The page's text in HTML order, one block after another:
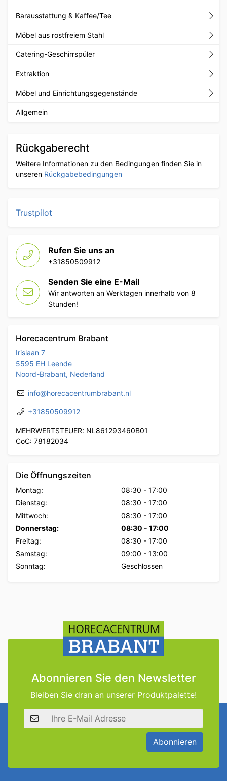
Barausstattung & Kaffee/Tee
Möbel aus rostfreiem Stahl
Catering-Geschirrspüler
Extraktion
Möbel und Einrichtungsgegenstände
Allgemein
Rückgaberecht
Weitere Informationen zu den Bedingungen finden Sie in
unseren Rückgabebedingungen
Trustpilot
Rufen Sie uns an
+31850509912
Senden Sie eine E-Mail
Wir antworten an Werktagen innerhalb von 8
Stunden!
Horecacentrum Brabant
Irislaan 7
5595 EH Leende
Noord-Brabant, Nederland
info@horecacentrumbrabant.nl
+31850509912
MEHRWERTSTEUER: NL861293460B01
CoC: 78182034
Die Öffnungszeiten
Montag: 08:30 - 17:00
Dienstag:
08:30 - 17:00
Mittwoch:
08:30 - 17:00
Donnerstag:
08:30 - 17:00
Freitag:
08:30 - 17:00
Samstag:
09:00 - 13:00
Sonntag:
Geschlossen
Abonnieren Sie den Newsletter
Bleiben Sie dran an unserer Produktpalette!
E-Mail Adresse
Abonnieren